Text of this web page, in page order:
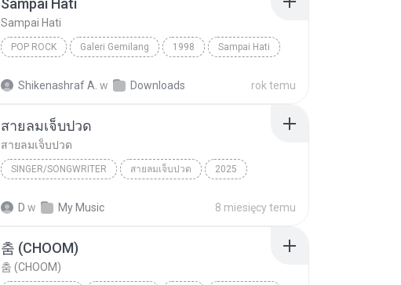
Sampai Hati
Sampai Hati
POP ROCK Galeri Gemilang 1998 Sampai Hati
Shikenashraf A. w Downloads rok temu
สายลมเจ็บปวด
สายลมเจ็บปวด
SINGER/SONGWRITER สายลมเจ็บปวด 2025
D w My Music 8 miesięcy temu
춤 (CHOOM)
춤 (CHOOM)